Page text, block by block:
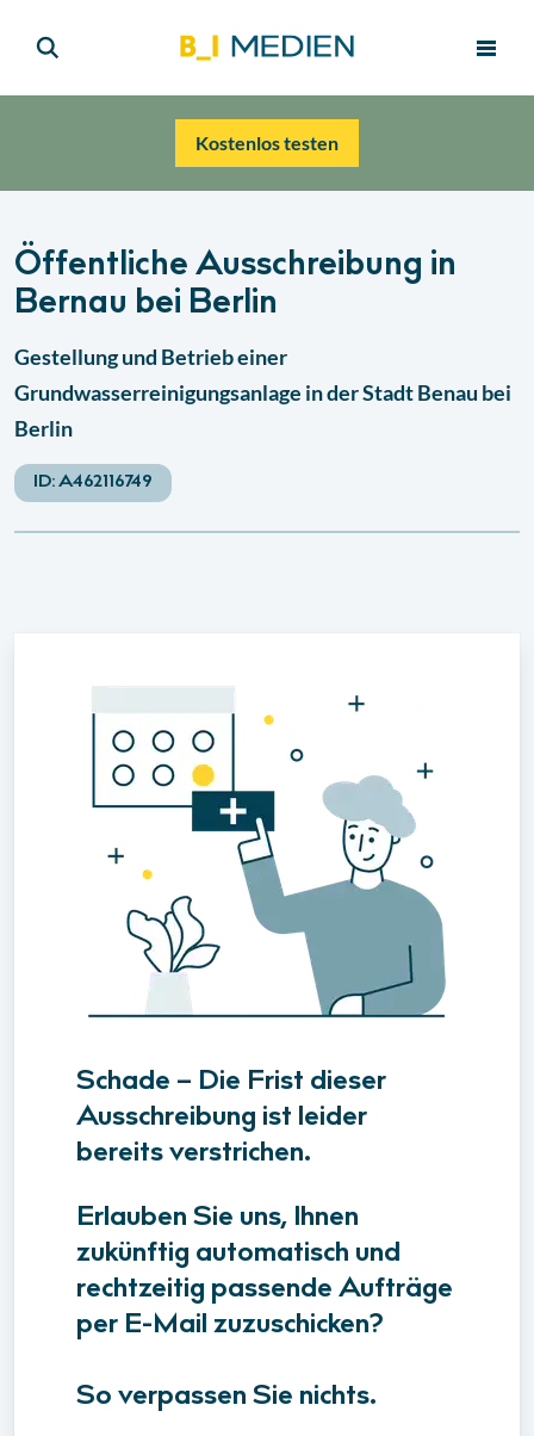
Kostenlos testen
Öffentliche Ausschreibung in
Bernau bei Berlin
Gestellung und Betrieb einer
Grundwasserreinigungsanlage in der Stadt Benau bei
Berlin
ID:A462116749
Schade – Die Frist dieser
Ausschreibung ist leider
bereits verstrichen.
Erlauben Sie uns, Ihnen
zukünftig automatisch und
rechtzeitig passende Aufträge
per E-Mail zuzuschicken?
So verpassen Sie nichts.